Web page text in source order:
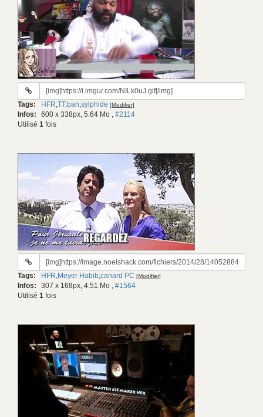
URL
gif:
Tags: HFR,TT,ban,sylphide [Modifier]
Infos: 600 x 338px, 5.64 Mo , #2114
Utilisé 1 fois
URL
gif:
Tags: HFR,Meyer Habib,canard PC [Modifier]
Infos: 307 x 168px, 4.51 Mo , #1564
Utilisé 1 fois